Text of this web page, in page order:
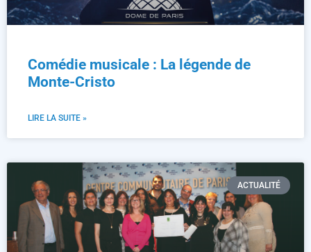
Comédie musicale : La légende de
Monte-Cristo
LIRE LA SUITE »
ACTUALITÉ